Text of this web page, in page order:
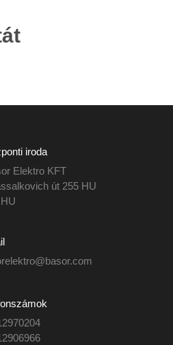
iroda
Elektro KFT
út 255 HU